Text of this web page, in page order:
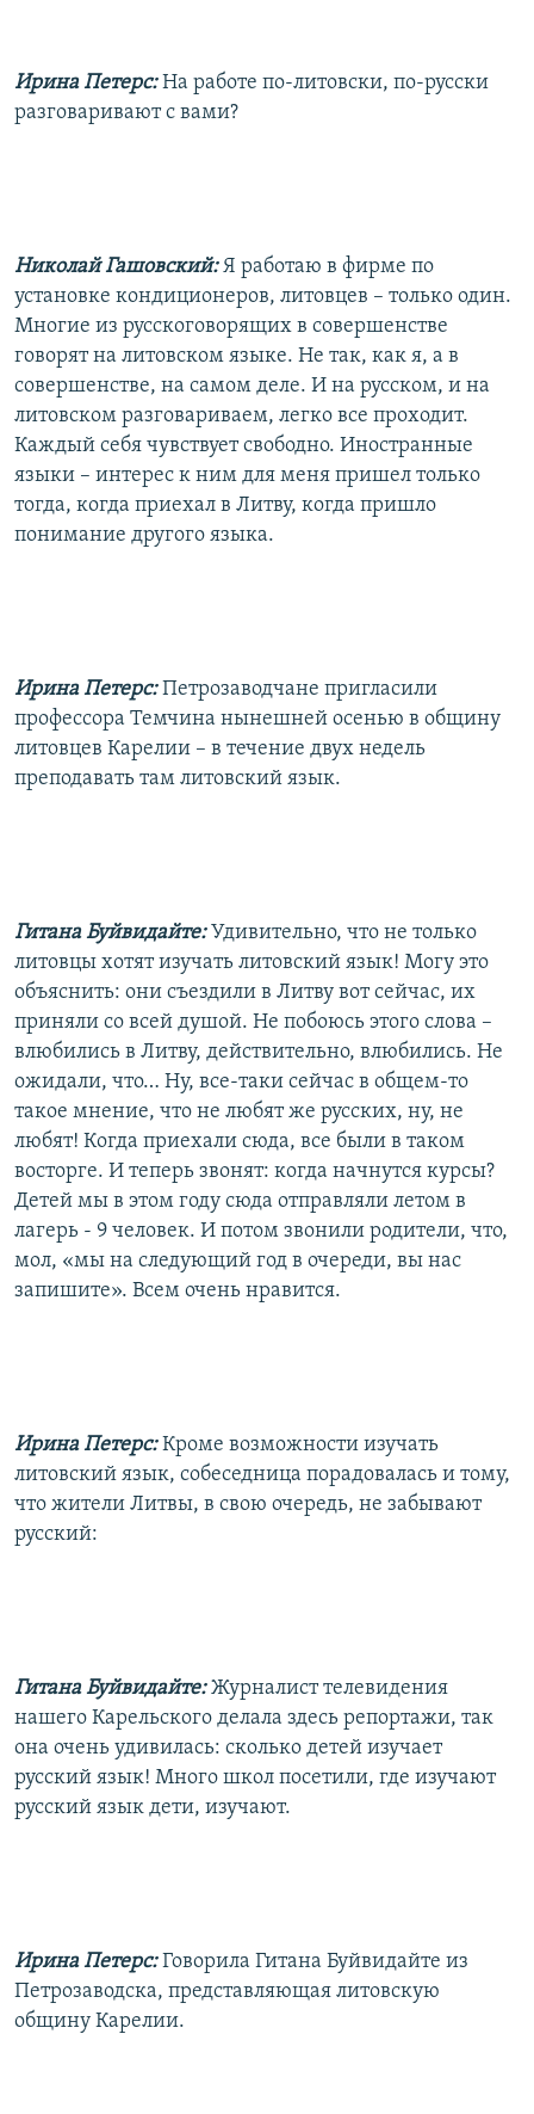
Ирина Петерс:На работе по-литовски, по-русски
разговаривают с вами?
Николай Гашовский:Я работаю в фирме по
установке кондиционеров, литовцев – только один.
Многие из русскоговорящих в совершенстве
говорят на литовском языке. Не так, как я, а в
совершенстве, на самом деле. И на русском, и на
литовском разговариваем, легко все проходит.
Каждый себя чувствует свободно. Иностранные
языки – интерес к ним для меня пришел только
тогда, когда приехал в Литву, когда пришло
понимание другого языка.
Ирина Петерс:Петрозаводчане пригласили
профессора Темчина нынешней осенью в общину
литовцев Карелии – в течение двух недель
преподавать там литовский язык.
Гитана Буйвидайте:Удивительно, что не только
литовцы хотят изучать литовский язык! Могу это
объяснить: они съездили в Литву вот сейчас, их
приняли со всей душой. Не побоюсь этого слова –
влюбились в Литву, действительно, влюбились. Не
ожидали, что… Ну, все-таки сейчас в общем-то
такое мнение, что не любят же русских, ну, не
любят! Когда приехали сюда, все были в таком
восторге. И теперь звонят: когда начнутся курсы?
Детей мы в этом году сюда отправляли летом в
лагерь - 9 человек. И потом звонили родители, что,
мол, «мы на следующий год в очереди, вы нас
запишите». Всем очень нравится.
Ирина Петерс:Кроме возможности изучать
литовский язык, собеседница порадовалась и тому,
что жители Литвы, в свою очередь, не забывают
русский:
Гитана Буйвидайте:Журналист телевидения
нашего Карельского делала здесь репортажи, так
она очень удивилась: сколько детей изучает
русский язык! Много школ посетили, где изучают
русский язык дети, изучают.
Ирина Петерс:Говорила Гитана Буйвидайте из
Петрозаводска, представляющая литовскую
общину Карелии.